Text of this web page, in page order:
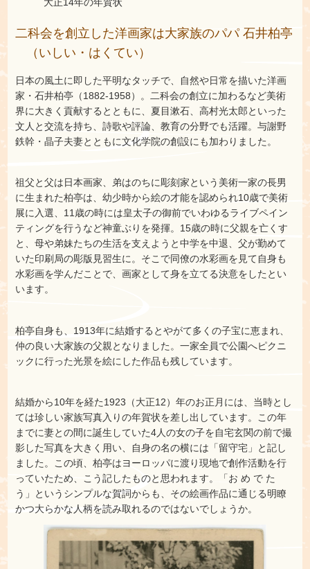
二科会を創立した洋画家は大家族のパパ 石井柏亭
（いしい・はくてい）
日本の風土に即した平明なタッチで、自然や日常を描いた洋画
家・石井柏亭（1882‐1958）。二科会の創立に加わるなど美術
界に大きく貢献するとともに、夏目漱石、高村光太郎といった
文人と交流を持ち、詩歌や評論、教育の分野でも活躍。与謝野
鉄幹・晶子夫妻とともに文化学院の創設にも加わりました。
祖父と父は日本画家、弟はのちに彫刻家という美術一家の長男
に生まれた柏亭は、幼少時から絵の才能を認められ10歳で美術
展に入選、11歳の時には皇太子の御前でいわゆるライブペイン
ティングを行うなど神童ぶりを発揮。15歳の時に父親を亡くす
と、母や弟妹たちの生活を支えようと中学を中退、父が勤めて
いた印刷局の彫版見習生に。そこで同僚の水彩画を見て自身も
水彩画を学んだことで、画家として身を立てる決意をしたとい
います。
柏亭自身も、1913年に結婚するとやがて多くの子宝に恵まれ、
仲の良い大家族の父親となりました。一家全員で公園へピクニ
ックに行った光景を絵にした作品も残しています。
結婚から10年を経た1923（大正12）年のお正月には、当時とし
ては珍しい家族写真入りの年賀状を差し出しています。この年
までに妻との間に誕生していた4人の女の子を自宅玄関の前で撮
影した写真を大きく用い、自身の名の横には「留守宅」と記し
ました。この頃、柏亭はヨーロッパに渡り現地で創作活動を行
っていたため、こう記したものと思われます。「お め で た
う」というシンプルな賀詞からも、その絵画作品に通じる明瞭
かつ大らかな人柄を読み取れるのではないでしょうか。